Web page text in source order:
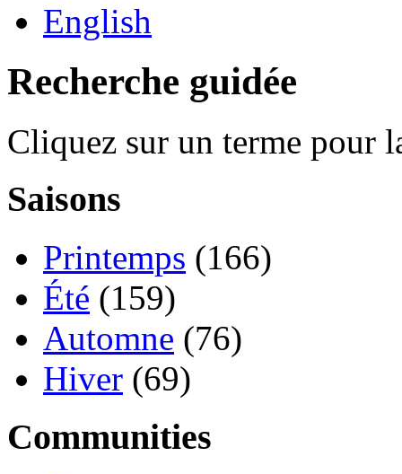
English
Recherche guidée
Cliquez sur un terme pour
Saisons
Printemps (166)
Été (159)
Automne (76)
Hiver (69)
Communities